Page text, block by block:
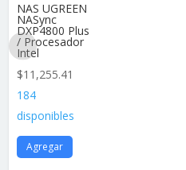
NAS UGREEN
NASync
DXP4800 Plus
/ Procesador
Intel
$11,255.41
184
disponibles
Agregar